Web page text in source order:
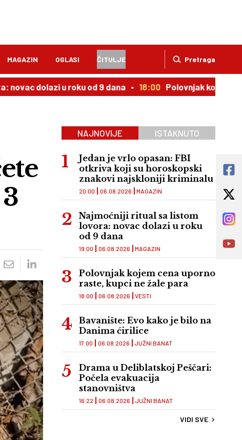
Pretraga
MAGAZIN OGLASI ČITULJE
u roku od 9 dana 18:00 Polovnjak kojem cena uporno
NAJNOVIJE ISTAKNUTO
Jedan je vrlo opasan: FBI
otkriva koji su horoskopski
znakovi najskloniji kriminalu
MAGAZIN
20:00 06.08.2026
Najmoćniji ritual sa listom
lovora: novac dolazi u roku
od 9 dana
MAGAZIN
19:00 06.08.2026
Polovnjak kojem cena uporno
raste, kupci ne žale para
VESTI
18:00 06.08.2026
Bavanište: Evo kako je bilo na
Danima ćirilice
JUŽNI BANAT
17:00 06.08.2026
Drama u Deliblatskoj Peščari:
Počela evakuacija
stanovništva
JUŽNI BANAT
16:22 06.08.2026
VIDI SVE